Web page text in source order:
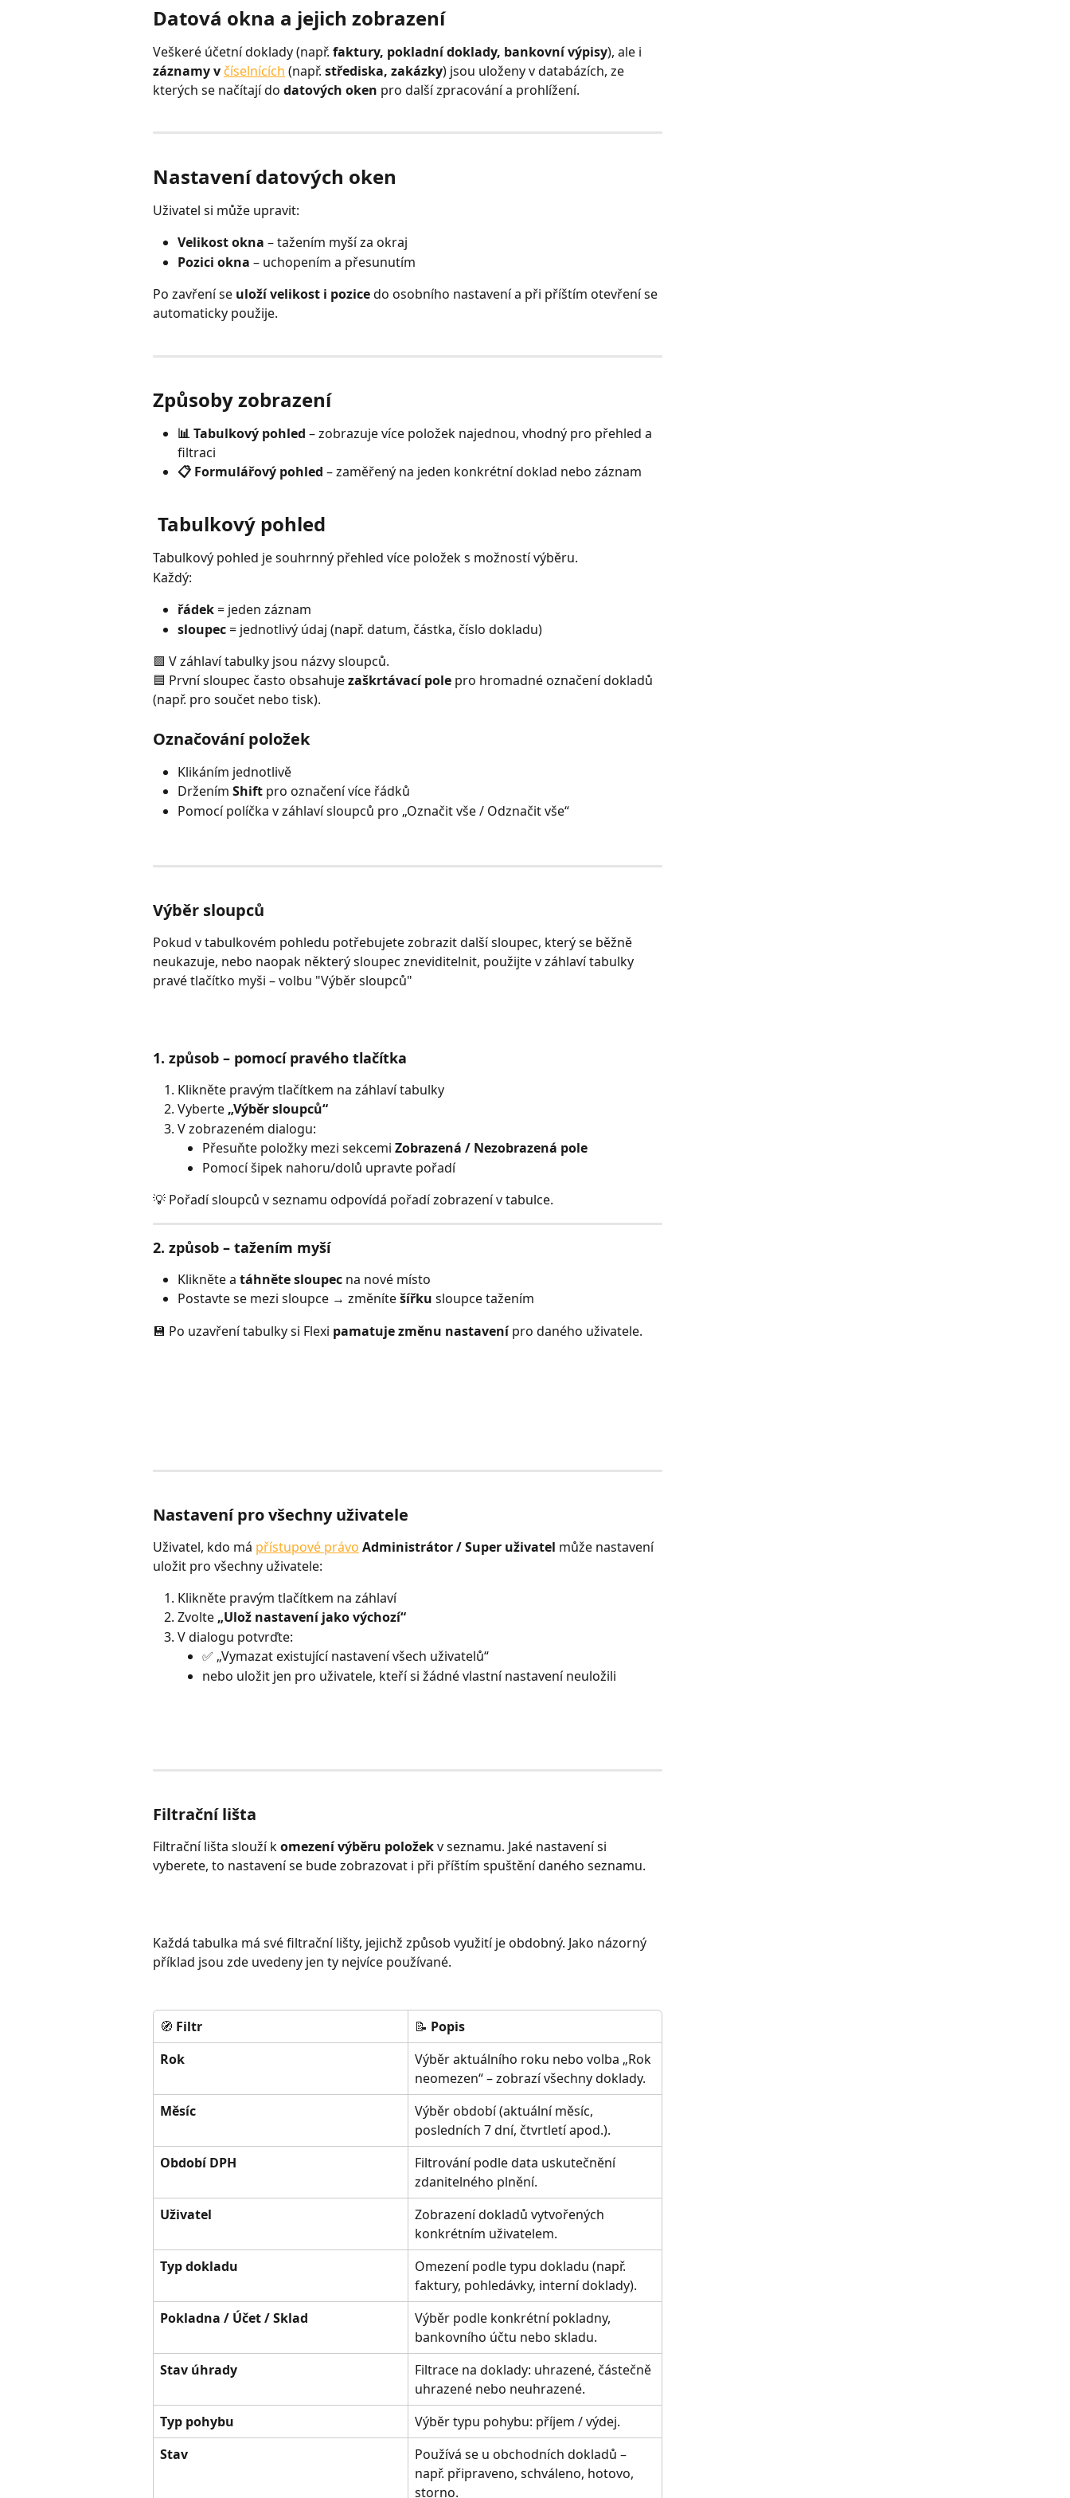
Datová okna a jejich zobrazení
Veškeré účetní doklady (např. faktury, pokladní doklady, bankovní výpisy), ale i
záznamy v číselnících (např. střediska, zakázky) jsou uloženy v databázích, ze
kterých se načítají do datových oken pro další zpracování a prohlížení.
Nastavení datových oken
Uživatel si může upravit:
Velikost okna – tažením myší za okraj
Pozici okna – uchopením a přesunutím
Po zavření se uloží velikost i pozice do osobního nastavení a při příštím otevření se
automaticky použije.
Způsoby zobrazení
📊 Tabulkový pohled – zobrazuje více položek najednou, vhodný pro přehled a
filtraci
📋 Formulářový pohled – zaměřený na jeden konkrétní doklad nebo záznam
Tabulkový pohled
Tabulkový pohled je souhrnný přehled více položek s možností výběru.
Každý:
řádek = jeden záznam
sloupec = jednotlivý údaj (např. datum, částka, číslo dokladu)
🟩 V záhlaví tabulky jsou názvy sloupců.
🟦 První sloupec často obsahuje zaškrtávací pole pro hromadné označení dokladů
(např. pro součet nebo tisk).
Označování položek
Klikáním jednotlivě
Držením Shift pro označení více řádků
Pomocí políčka v záhlaví sloupců pro „Označit vše / Odznačit vše“
Výběr sloupců
Pokud v tabulkovém pohledu potřebujete zobrazit další sloupec, který se běžně
neukazuje, nebo naopak některý sloupec zneviditelnit, použijte v záhlaví tabulky
pravé tlačítko myši – volbu "Výběr sloupců"
1. způsob – pomocí pravého tlačítka
Klikněte pravým tlačítkem na záhlaví tabulky
Vyberte „Výběr sloupců“
V zobrazeném dialogu:
Přesuňte položky mezi sekcemi Zobrazená / Nezobrazená pole
Pomocí šipek nahoru/dolů upravte pořadí
💡 Pořadí sloupců v seznamu odpovídá pořadí zobrazení v tabulce.
2. způsob – tažením myší
Klikněte a táhněte sloupec na nové místo
Postavte se mezi sloupce → změníte šířku sloupce tažením
💾 Po uzavření tabulky si Flexi pamatuje změnu nastavení pro daného uživatele.
Nastavení pro všechny uživatele
Uživatel, kdo má přístupové právo Administrátor / Super uživatel může nastavení
uložit pro všechny uživatele:
Klikněte pravým tlačítkem na záhlaví
Zvolte „Ulož nastavení jako výchozí“
V dialogu potvrďte:
✅ „Vymazat existující nastavení všech uživatelů“
nebo uložit jen pro uživatele, kteří si žádné vlastní nastavení neuložili
Filtrační lišta
Filtrační lišta slouží k omezení výběru položek v seznamu. Jaké nastavení si
vyberete, to nastavení se bude zobrazovat i při příštím spuštění daného seznamu.
Každá tabulka má své filtrační lišty, jejichž způsob využití je obdobný. Jako názorný
příklad jsou zde uvedeny jen ty nejvíce používané.
🧭 Filtr 📝 Popis
Rok
Výběr aktuálního roku nebo volba „Rok
neomezen“ – zobrazí všechny doklady.
Měsíc
Výběr období (aktuální měsíc,
posledních 7 dní, čtvrtletí apod.).
Období DPH
Filtrování podle data uskutečnění
zdanitelného plnění.
Uživatel
Zobrazení dokladů vytvořených
konkrétním uživatelem.
Typ dokladu
Omezení podle typu dokladu (např.
faktury, pohledávky, interní doklady).
Pokladna / Účet / Sklad
Výběr podle konkrétní pokladny,
bankovního účtu nebo skladu.
Stav úhrady
Filtrace na doklady: uhrazené, částečně
uhrazené nebo neuhrazené.
Typ pohybu
Výběr typu pohybu: příjem / výdej.
Stav
Používá se u obchodních dokladů –
např. připraveno, schváleno, hotovo,
storno.